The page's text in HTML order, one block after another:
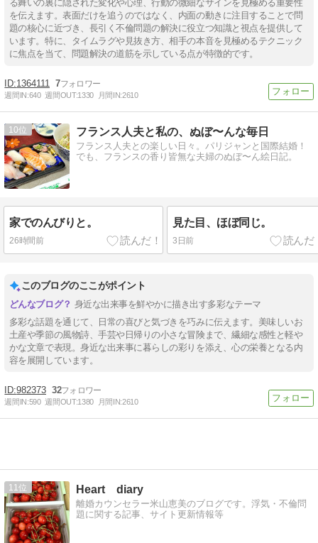
る舞いの裏に隠された変化や心理、行動の微細なサインを見極める重要性
を伝えます。表面だけを追うのではなく、内面の動きに注目することで問
題の核心に近づき、長引く不倫問題の解決に役立つ知識と視点を提供して
います。特に、タイムラグや見抜き方、相手の本音を見極めるテクニック
に焦点を当て、問題解決の道筋を示している点が特徴的です。
1364111 7
週間IN:640 週間OUT:1330 月間IN:2610
10 フランス人夫と私の、ぬぼ〜んな毎日
フランス人夫との楽しい日々。パリジャンと国際結婚！
でも、フランスの香り皆無な夫婦のぬぼ〜ん絵日記。
家でのんびりと。
26時間前
見た目、ほぼ同じ。
3日前
このブログのここがポイント
身近な出来事を鮮やかに描き出す多彩なテーマ
多彩な話題を通じて、日常の喜びと気づきを巧みに伝えます。美味しいお
土産や季節の風物詩、手芸や日帰りの小さな冒険まで、繊細な感性と軽や
かな文章で表現。身近な出来事に暮らしの彩りを添え、心の栄養となる内
容を展開しています。
982373 32
週間IN:590 週間OUT:1380 月間IN:2610
11 Heart diary
離婚カウンセラー米山恵美のブログです。浮気・不倫問
題に関する記事、サイト更新情報等